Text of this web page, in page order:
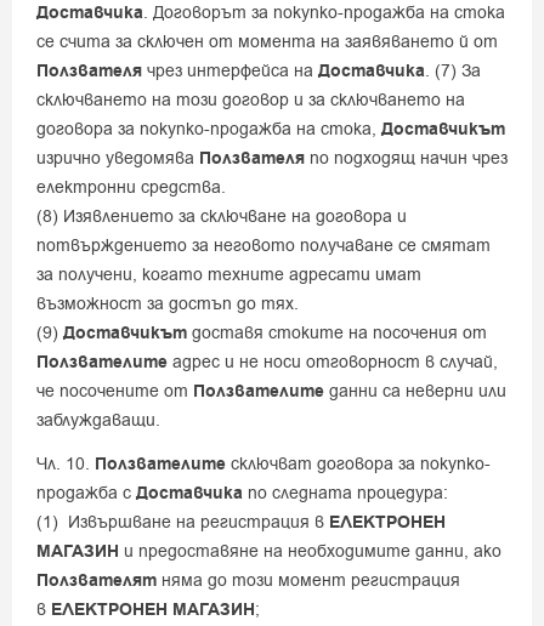
Доставчика. Договорът за покупко-продажба на стока
се счита за сключен от момента на заявяването й от
Ползвателя чрез интерфейса на Доставчика. (7) За
сключването на този договор и за сключването на
договора за покупко-продажба на стока, Доставчикът
изрично уведомява Ползвателя по подходящ начин чрез
електронни средства.
(8) Изявлението за сключване на договора и
потвърждението за неговото получаване се смятат
за получени, когато техните адресати имат
възможност за достъп до тях.
(9) Доставчикът доставя стоките на посочения от
Ползвателите адрес и не носи отговорност в случай,
че посочените от Ползвателите данни са неверни или
заблуждаващи.
Чл. 10. Ползвателите сключват договора за покупко-
продажба с Доставчика по следната процедура:
(1) Извършване на регистрация в ЕЛЕКТРОНЕН
МАГАЗИН и предоставяне на необходимите данни, ако
Ползвателят няма до този момент регистрация
в ЕЛЕКТРОНЕН МАГАЗИН;